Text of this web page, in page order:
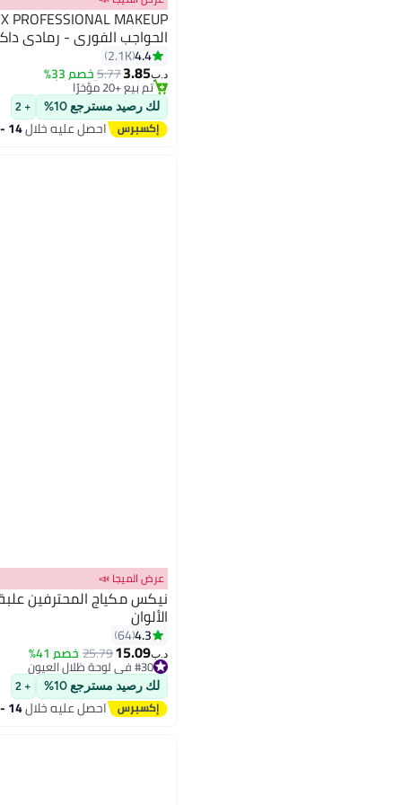
4
الحواجب الفوري - رمادي
4.4
2.1K
د.ب‏3.85
5.77خصم 33%
#16 في كريمات وجل الحواجب
أقل سعر في 30 يوم
تم بيع +20 مؤخرًا
#16 في كريمات وجل الحواجب
لك رصيد مسترجع 10% + 2
احصل عليه خلال14 - 15 اغسطس
عرض الميجا 📣
نيكس مكياج المحترفين
الألوان
4.3
64
د.ب‏15.09
25.79خصم 41% #30 في لوحة ظلال العيون
أقل سعر في 30 يوم
#30 في لوحة ظلال العيون
لك رصيد مسترجع 10% + 2
احصل عليه خلال14 - 15 اغسطس